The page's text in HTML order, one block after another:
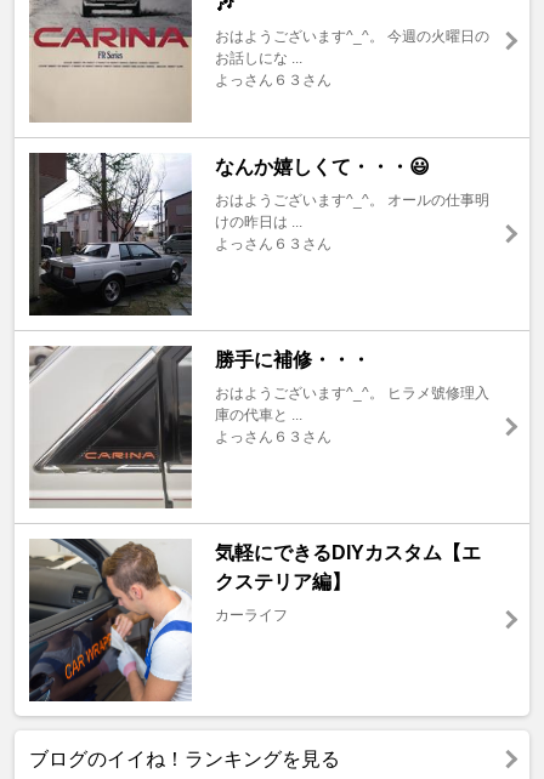
おはようございます^⁠_⁠^。 今週の火曜日の
お話しにな ...
よっさん６３さん
なんか嬉しくて・・・😃
おはようございます^⁠_⁠^。 オールの仕事明
けの昨日は ...
よっさん６３さん
勝手に補修・・・
おはようございます^⁠_⁠^。 ヒラメ號修理入
庫の代車と ...
よっさん６３さん
気軽にできるDIYカスタム【エ
クステリア編】
カーライフ
ブログのイイね！ランキングを見る